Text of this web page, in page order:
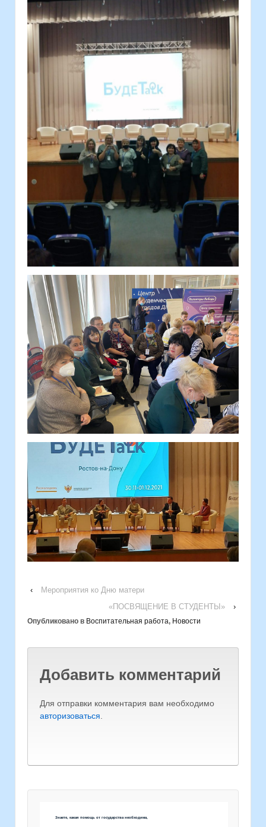
‹
Мероприятия ко Дню матери
«ПОСВЯЩЕНИЕ В СТУДЕНТЫ»
›
Опубликовано в Воспитательная работа, Новости
Добавить комментарий
Для отправки комментария вам необходимо
авторизоваться
Знаете, какая помощь от государства необходима,